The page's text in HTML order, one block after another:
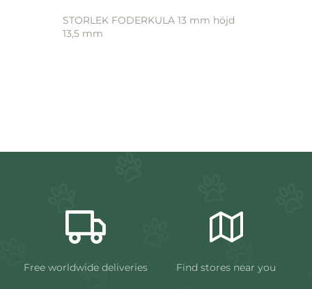
STORLEK FODERKULA 13 mm höjd
13,5 mm
Free worldwide deliveries Find stores near you